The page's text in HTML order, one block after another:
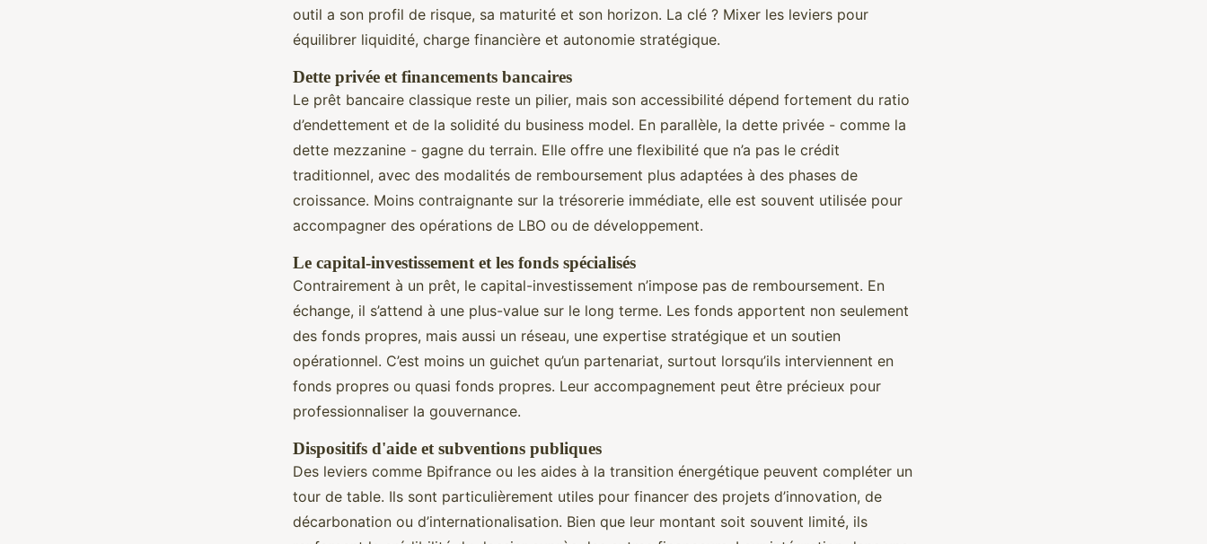
outil a son profil de risque, sa maturité et son horizon. La clé ? Mixer les leviers pour
équilibrer liquidité, charge financière et autonomie stratégique.
Dette privée et financements bancaires
Le prêt bancaire classique reste un pilier, mais son accessibilité dépend fortement du ratio
d’endettement et de la solidité du business model. En parallèle, la dette privée - comme la
dette mezzanine - gagne du terrain. Elle offre une flexibilité que n’a pas le crédit
traditionnel, avec des modalités de remboursement plus adaptées à des phases de
croissance. Moins contraignante sur la trésorerie immédiate, elle est souvent utilisée pour
accompagner des opérations de LBO ou de développement.
Le capital-investissement et les fonds spécialisés
Contrairement à un prêt, le capital-investissement n’impose pas de remboursement. En
échange, il s’attend à une plus-value sur le long terme. Les fonds apportent non seulement
des fonds propres, mais aussi un réseau, une expertise stratégique et un soutien
opérationnel. C’est moins un guichet qu’un partenariat, surtout lorsqu’ils interviennent en
fonds propres ou quasi fonds propres. Leur accompagnement peut être précieux pour
professionnaliser la gouvernance.
Dispositifs d'aide et subventions publiques
Des leviers comme Bpifrance ou les aides à la transition énergétique peuvent compléter un
tour de table. Ils sont particulièrement utiles pour financer des projets d’innovation, de
décarbonation ou d’internationalisation. Bien que leur montant soit souvent limité, ils